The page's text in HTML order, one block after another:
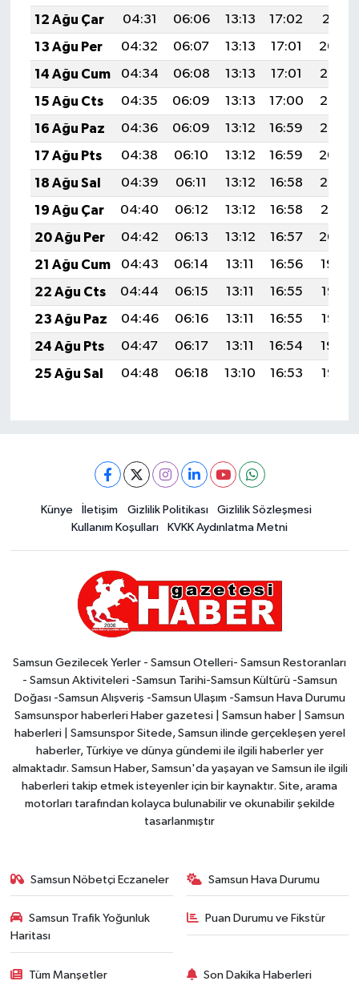
12 Ağu Çar
04:31 06:06 13:13 17:02
20:11
13 Ağu Per
04:32 06:07 13:13 17:01
20:09
14 Ağu Cum
04:34 06:08 13:13 17:01
20:08
15 Ağu Cts
04:35 06:09 13:13 17:00
20:07
16 Ağu Paz
04:36 06:09 13:12 16:59
20:05
17 Ağu Pts
04:38 06:10 13:12 16:59
20:04
18 Ağu Sal
04:39 06:11 13:12 16:58
20:03
19 Ağu Çar
04:40 06:12 13:12 16:58
20:01
20 Ağu Per
04:42 06:13 13:12 16:57
20:00
21 Ağu Cum
04:43 06:14 13:11 16:56
19:59
22 Ağu Cts
04:44 06:15 13:11 16:55
19:57
23 Ağu Paz
04:46 06:16 13:11 16:55
19:56
24 Ağu Pts
04:47 06:17 13:11 16:54
19:54
25 Ağu Sal
04:48 06:18 13:10 16:53 19:53
Künye İletişim Gizlilik Politikası
Gizlilik Sözleşmesi
Kullanım Koşulları
KVKK Aydınlatma Metni
Samsun Gezilecek Yerler - Samsun Otelleri- Samsun Restoranları
- Samsun Aktiviteleri -Samsun Tarihi-Samsun Kültürü -Samsun
Doğası -Samsun Alışveriş -Samsun Ulaşım -Samsun Hava Durumu
Samsunspor haberleri Haber gazetesi | Samsun haber | Samsun
haberleri | Samsunspor Sitede, Samsun ilinde gerçekleşen yerel
haberler, Türkiye ve dünya gündemi ile ilgili haberler yer
almaktadır. Samsun Haber, Samsun'da yaşayan ve Samsun ile ilgili
haberleri takip etmek isteyenler için bir kaynaktır. Site, arama
motorları tarafından kolayca bulunabilir ve okunabilir şekilde
tasarlanmıştır
Samsun Nöbetçi Eczaneler Samsun Hava Durumu
Samsun Trafik Yoğunluk
Haritası
Puan Durumu ve Fikstür
Tüm Manşetler Son Dakika Haberleri